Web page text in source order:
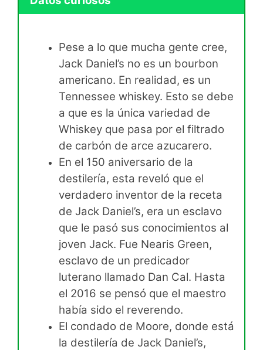
Pese a lo que mucha gente cree,
Jack Daniel’s no es un bourbon
americano. En realidad, es un
Tennessee whiskey. Esto se debe
a que es la única variedad de
Whiskey que pasa por el filtrado
de carbón de arce azucarero.
En el 150 aniversario de la
destilería, esta reveló que el
verdadero inventor de la receta
de Jack Daniel’s, era un esclavo
que le pasó sus conocimientos al
joven Jack. Fue Nearis Green,
esclavo de un predicador
luterano llamado Dan Cal. Hasta
el 2016 se pensó que el maestro
había sido el reverendo.
El condado de Moore, donde está
la destilería de Jack Daniel’s,